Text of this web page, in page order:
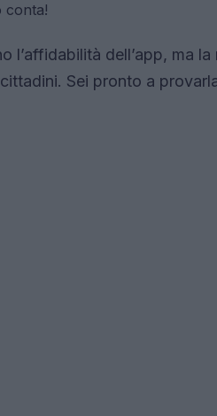
conta!
l’affidabilità dell’app, ma
Sei pronto a